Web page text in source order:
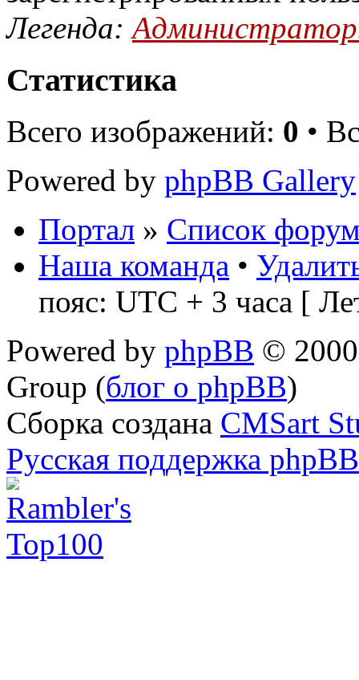
Легенда:
Статистика
Всего изображений: 0 •
Powered by phpBB Gallery
Портал » Список
Наша команда •
пояс: UTC + 3 часа [
Powered by phpBB ©
Group (блог о phpBB)
Сборка создана CMSart
Русская поддержка phpBB